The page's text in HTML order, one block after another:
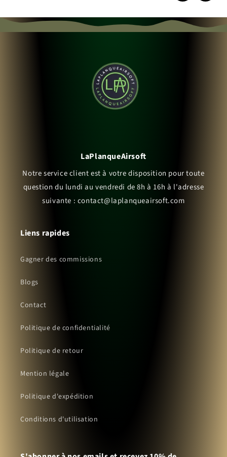
LaPlanqueAirsoft
Notre service client est à votre disposition pour toute
question du lundi au vendredi de 8h à 16h à l'adresse
suivante : contact@laplanqueairsoft.com
Liens rapides
Gagner des commissions
Blogs
Contact
Politique de confidentialité
Politique de retour
Mention légale
Politique d'expédition
Conditions d'utilisation